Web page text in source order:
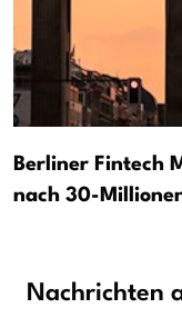
Berliner Fintech
nach 30-
Nachrichten